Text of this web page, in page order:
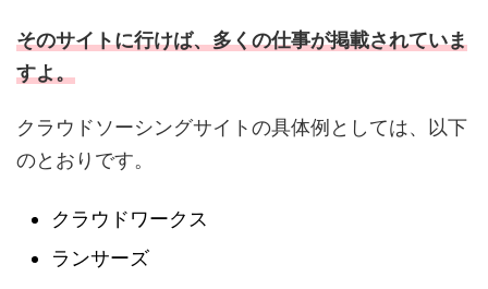
そのサイトに行けば、多くの仕事が掲載されていま
すよ。
クラウドソーシングサイトの具体例としては、以下
のとおりです。
クラウドワークス
ランサーズ